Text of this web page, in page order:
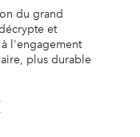
du grand
et
l'engagement
plus durable